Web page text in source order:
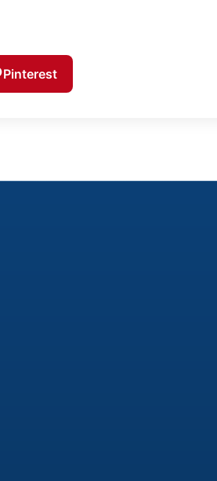
Pinterest